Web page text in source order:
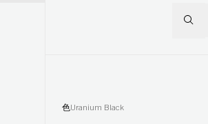
色Uranium Black